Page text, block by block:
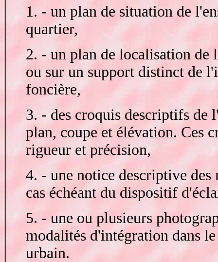
1. - un plan de situation de
quartier,
2. - un plan de localisation de
ou sur un support distinct de
foncière,
3. - des croquis descriptifs de
plan, coupe et élévation. Ces
rigueur et précision,
4. - une notice descriptive
cas échéant du dispositif
5. - une ou plusieurs
modalités d'intégration dans
urbain.